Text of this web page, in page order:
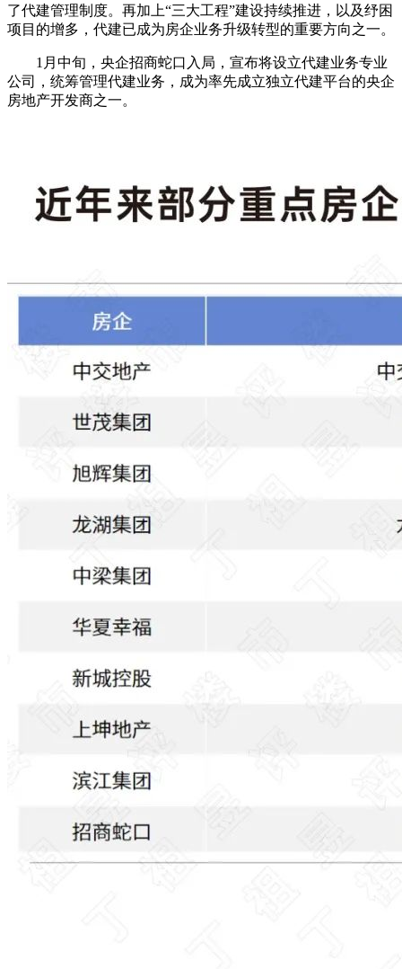
了代建管理制度。再加上“三大工程”建设持续推进，以及纾困
项目的增多，代建已成为房企业务升级转型的重要方向之一。
1月中旬，央企招商蛇口入局， 宣布将设立代建业务专业
公司，统筹管理代建业务，成为率先成立独立代建平台的央企
房地产开发商之一。